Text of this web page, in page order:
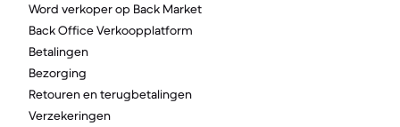
Word verkoper op Back Market
Back Office Verkoopplatform
Betalingen
Bezorging
Retouren en terugbetalingen
Verzekeringen